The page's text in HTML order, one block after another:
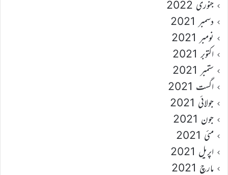
جنوری 2022
دسمبر 2021
نومبر 2021
اکتوبر 2021
ستمبر 2021
اگست 2021
جولائی 2021
جون 2021
مئی 2021
اپریل 2021
مارچ 2021